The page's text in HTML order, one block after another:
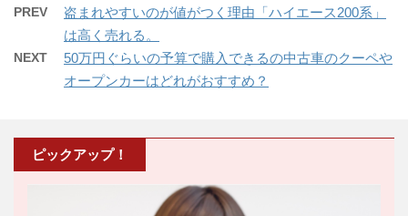
PREV
盗まれやすいのが値がつく理由「ハイエース200系」
は高く売れる。
NEXT
50万円ぐらいの予算で購入できるの中古車のクーペや
オープンカーはどれがおすすめ？
ピックアップ！